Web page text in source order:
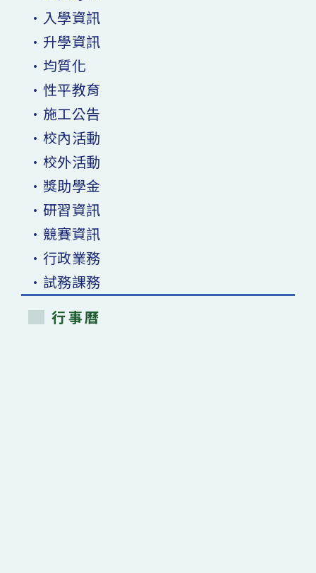
•入學資訊
•升學資訊
•均質化
•性平教育
•施工公告
•校內活動
•校外活動
•獎助學金
•研習資訊
•競賽資訊
•行政業務
•試務課務
行事曆